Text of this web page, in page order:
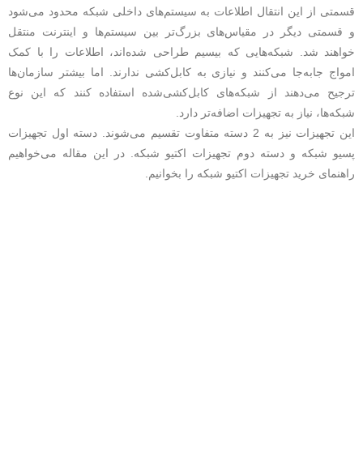
قسمتی از این انتقال اطلاعات به سیستم‌های داخلی شبکه محدود می‌شود
و قسمتی دیگر در مقیاس‌های بزرگ‌تر بین سیستم‌ها و اینترنت منتقل
خواهند شد. شبکه‌هایی که بیسیم طراحی شده‌اند، اطلاعات را با کمک
امواج جا‌به‌جا می‌کنند و نیازی به کابل‌کشی ندارند. اما بیشتر سازمان‌ها
ترجیح می‌دهند از شبکه‌های کابل‌کشی‌شده استفاده کنند که این نوع
شبکه‌ها، نیاز به تجهیزات اضافه‌تر دارد.
این تجهیزات نیز به 2 دسته متفاوت تقسیم می‌شوند. دسته اول تجهیزات
پسیو شبکه و دسته دوم تجهیزات اکتیو شبکه. در این مقاله می‌خواهیم
راهنمای خرید تجهیزات اکتیو شبکه را بخوانیم.